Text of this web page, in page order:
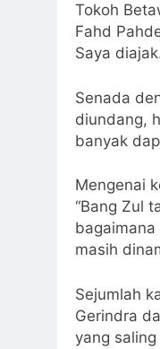
Tokoh
Fahd
Saya
Senada
diundang,
banyak
Mengenai
“Bang Zul
bagaimana
masih
Sejumlah
Gerindra
yang